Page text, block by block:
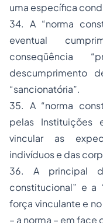
uma específica
34. A “norma
eventual
conseqüência
descumprimento
“sancionatória”.
35. A “norma
pelas Instituições
vincular as
indivíduos e das
36. A principal
constitucional” e a
força vinculante e
– a norma – em face